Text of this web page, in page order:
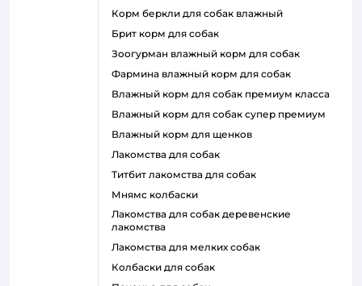
корм беркли для собак влажный
брит корм для собак
зоогурман влажный корм для собак
фармина влажный корм для собак
влажный корм для собак премиум класса
влажный корм для собак супер премиум
влажный корм для щенков
лакомства для собак
титбит лакомства для собак
мнямс колбаски
лакомства для собак деревенские
лакомства
лакомства для мелких собак
колбаски для собак